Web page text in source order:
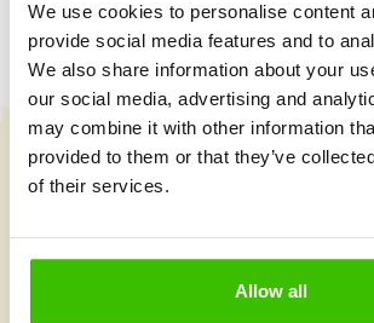
We use cookies to personalise content
provide social media features and to
We also share information about your
our social media, advertising and
may combine it with other information
provided to them or that they’ve
of their services.
Allow all
Co je v Gymnathlonu